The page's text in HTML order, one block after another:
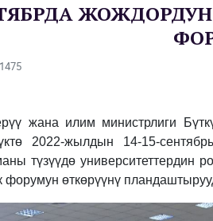
1475
жана илим министрлиги
2022-жылдын 14-15-
түзүүдө университеттердин
форумун өткөрүүнү